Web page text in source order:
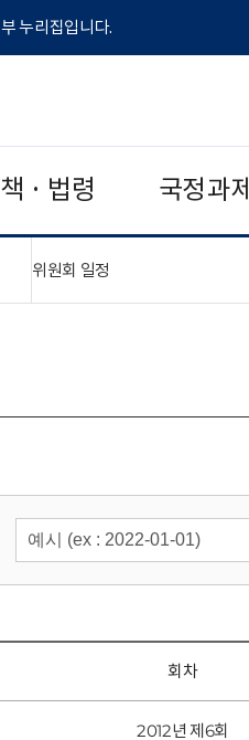
누리집입니다.
· 법령 국정과제
위원회 일정
회차
2012년 제6회